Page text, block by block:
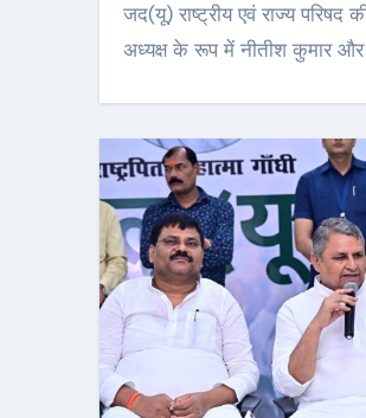
जद(यू) राष्ट्रीय एवं राज्य परिषद की बैठक संपन्न राष्ट्रीय
अध्यक्ष के रूप में नीतीश कुमार और